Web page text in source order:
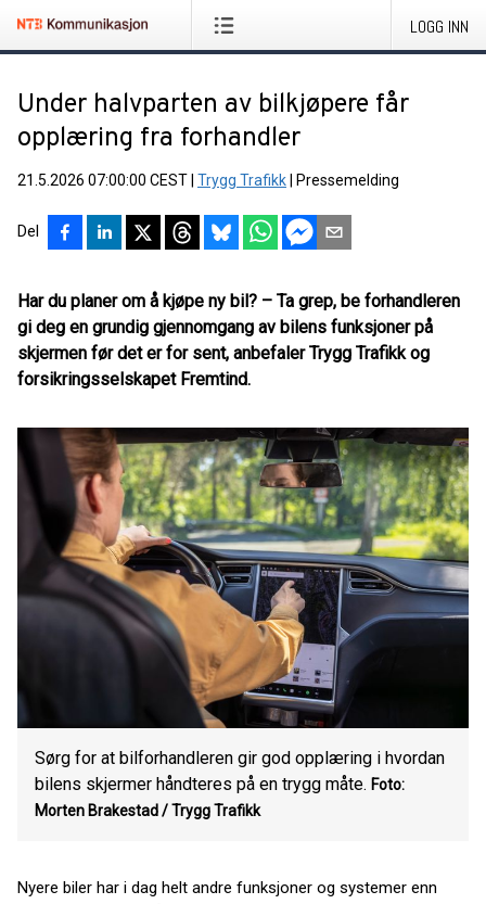
LOGG INN
Under halvparten av bilkjøpere får
opplæring fra forhandler
21.5.2026 07:00:00 CEST Trygg Trafikk Pressemelding
Del
Har du planer om å kjøpe ny bil? – Ta grep, be forhandleren
gi deg en grundig gjennomgang av bilens funksjoner på
skjermen før det er for sent, anbefaler Trygg Trafikk og
forsikringsselskapet Fremtind.
Sørg for at bilforhandleren gir god opplæring i hvordan
bilens skjermer håndteres på en trygg måte. Foto:
Morten Brakestad / Trygg Trafikk
Nyere biler har i dag helt andre funksjoner og systemer enn